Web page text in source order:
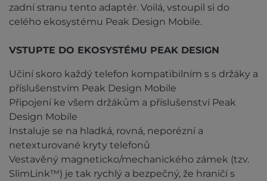
zadní stranu tento adaptér. Voilá, vstoupil si do
celého ekosystému Peak Design Mobile.
VSTUPTE DO EKOSYSTÉMU PEAK DESIGN
Učiní skoro každý telefon kompatibilním s s držáky a
příslušenstvím Peak Design Mobile
Připojení ke všem držákům a příslušenství Peak
Design Mobile
Instaluje se na hladká, rovná, neporézní a
netexturované kryty telefonů
Vestavěný magneticko/mechanického zámek (tzv.
SlimLink™) je tak rychlý a bezpečný, že hraničí s